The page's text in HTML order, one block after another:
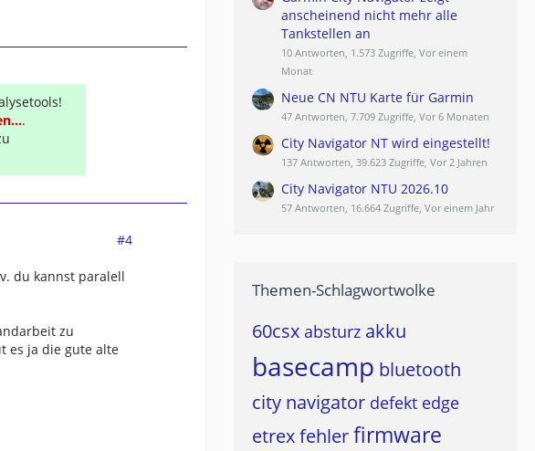
.
#4
du kannst paralell
zu
es ja die gute alte
anscheinend nicht mehr alle
Tankstellen an
10 Antworten, 1.573 Zugriffe, Vor einem
Monat
Neue CN NTU Karte für Garmin
47 Antworten, 7.709 Zugriffe, Vor 6 Monaten
City Navigator NT wird eingestellt!
137 Antworten, 39.623 Zugriffe, Vor 2 Jahren
City Navigator NTU 2026.10
57 Antworten, 16.664 Zugriffe, Vor einem Jahr
Themen-Schlagwortwolke
60csx absturz akku
basecamp bluetooth
city navigator defekt edge
etrexfehlerfirmware